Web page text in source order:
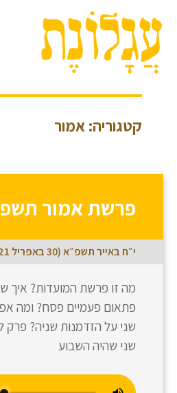
קטגוריה: אמור
פרשת אמור
י״ח באייר תשפ״א (30 באפריל 2021)
מה זו פרשת המועדות? איך
פתאום פעמיים פסח? ומה
שני על הזדמנות שניה?
שני שהיה השבוע